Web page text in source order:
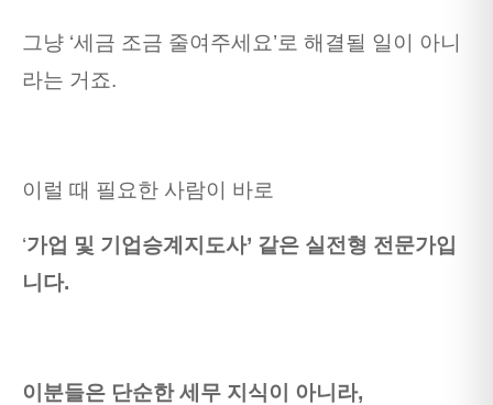
그냥 ‘세금 조금 줄여주세요’로 해결될 일이 아니
라는 거죠.
이럴 때 필요한 사람이 바로
‘가업 및 기업승계지도사’ 같은 실전형 전문가입
니다.
이분들은 단순한 세무 지식이 아니라,